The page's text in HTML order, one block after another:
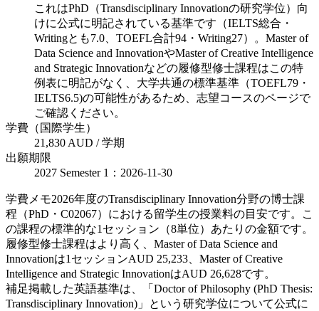
これはPhD（Transdisciplinary Innovationの研究学位）向
けに公式に明記されている基準です（IELTS総合・
Writingとも7.0、TOEFL合計94・Writing27）。Master of
Data Science and InnovationやMaster of Creative Intelligence
and Strategic Innovationなどの履修型修士課程はこの特
例表に明記がなく、大学共通の標準基準（TOEFL79・
IELTS6.5)の可能性があるため、志望コースのページで
ご確認ください。
学費（国際学生）
21,830 AUD / 学期
出願期限
2027 Semester 1：2026-11-30
学費メモ2026年度のTransdisciplinary Innovation分野の博士課
程（PhD・C02067）における留学生の授業料の目安です。こ
の課程の標準的な1セッション（8単位）あたりの金額です。
履修型修士課程はより高く、Master of Data Science and
Innovationは1セッションAUD 25,233、Master of Creative
Intelligence and Strategic InnovationはAUD 26,628です。
補足掲載した英語基準は、「Doctor of Philosophy (PhD Thesis:
Transdisciplinary Innovation)」という研究学位について公式に